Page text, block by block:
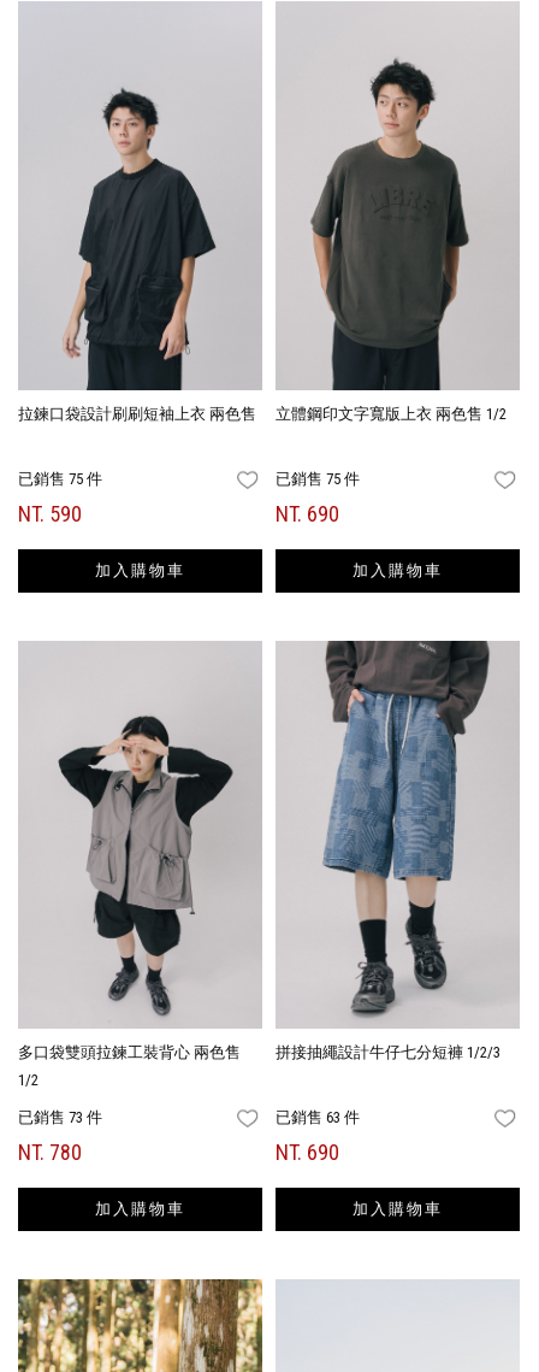
拉鍊口袋設計刷刷短袖上衣 兩色售
已銷售 75 件 FAVORITES
NT. 590
加入購物車
立體鋼印文字寬版上衣 兩色售 1/2
已銷售 75 件
NT. 690
加入購物車
多口袋雙頭拉鍊工裝背心 兩色售
1/2
已銷售 73 件 FAVORITES
NT. 780
加入購物車
拼接抽繩設計牛仔七分短褲 1/2/3
已銷售 63 件
NT. 690
加入購物車